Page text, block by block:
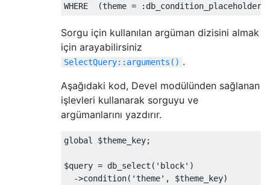
WHERE
(theme = :
Sorgu için kullanılan argüman dizisini almak
için arayabilirsiniz
SelectQuery::arguments() .
Aşağıdaki kod, Devel modülünden sağlanan
işlevleri kullanarak sorguyu ve
argümanlarını yazdırır.
global $theme_key;
$query = db_select ( 'block' )
->condition( 'theme' , $theme_key)